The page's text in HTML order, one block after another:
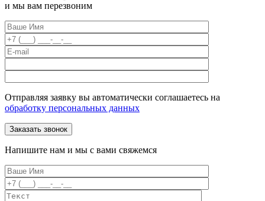
и мы вам перезвоним
Отправляя заявку вы автоматически соглашаетесь на
обработку персональных данных
Напишите нам и мы с вами свяжемся